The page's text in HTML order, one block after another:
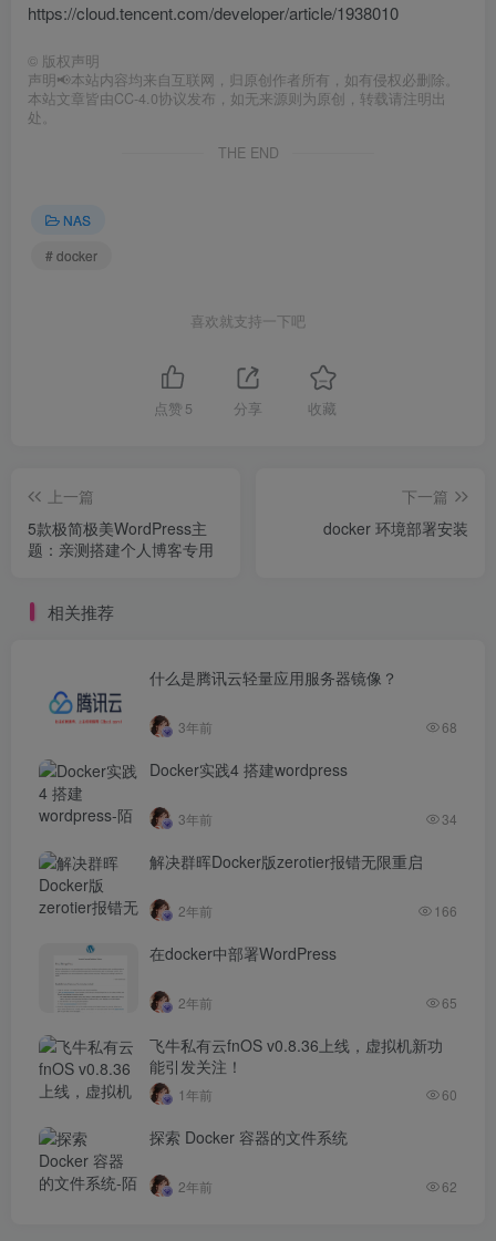
https://cloud.tencent.com/developer/article/1938010
© 版权声明
声明📢本站内容均来自互联网，归原创作者所有，如有侵权必删除。
本站文章皆由CC-4.0协议发布，如无来源则为原创，转载请注明出
处。
THE END
NAS
# docker
喜欢就支持一下吧
点赞 5 分享 收藏
上一篇
5款极简极美WordPress主
题：亲测搭建个人博客专用
下一篇
docker 环境部署安装
相关推荐
什么是腾讯云轻量应用服务器镜像？
3年前 68
Docker实践4 搭建wordpress
3年前 34
解决群晖Docker版zerotier报错无限重启
2年前 166
在docker中部署WordPress
2年前 65
飞牛私有云fnOS v0.8.36上线，虚拟机新功
能引发关注！
1年前 60
探索 Docker 容器的文件系统
2年前 62